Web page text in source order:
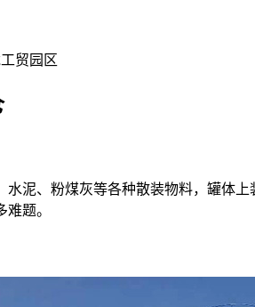
贸园区
水泥、粉煤灰等各种散装物料，罐体
题。